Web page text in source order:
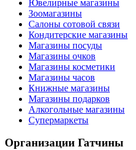
Ювелирные магазины
Зоомагазины
Салоны сотовой связи
Кондитерские магазины
Магазины посуды
Магазины очков
Магазины косметики
Магазины часов
Книжные магазины
Магазины подарков
Алкогольные магазины
Супермаркеты
Организации Гатчины